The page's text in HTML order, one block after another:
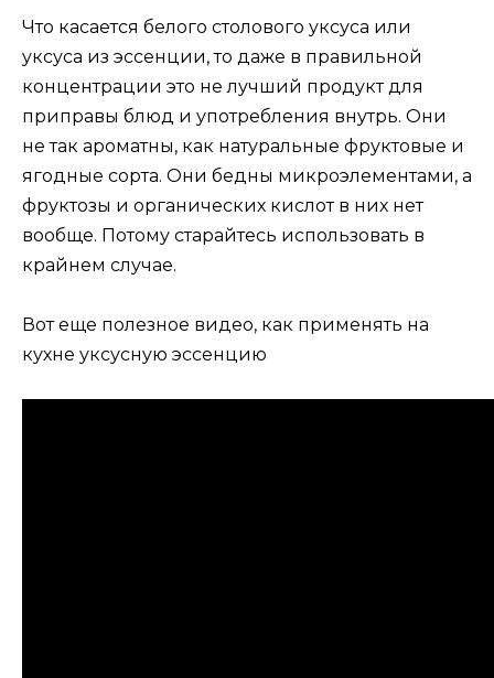
Что касается белого столового уксуса или
уксуса из эссенции, то даже в правильной
концентрации это не лучший продукт для
приправы блюд и употребления внутрь. Они
не так ароматны, как натуральные фруктовые и
ягодные сорта. Они бедны микроэлементами, а
фруктозы и органических кислот в них нет
вообще. Потому старайтесь использовать в
крайнем случае.
Вот еще полезное видео, как применять на
кухне уксусную эссенцию